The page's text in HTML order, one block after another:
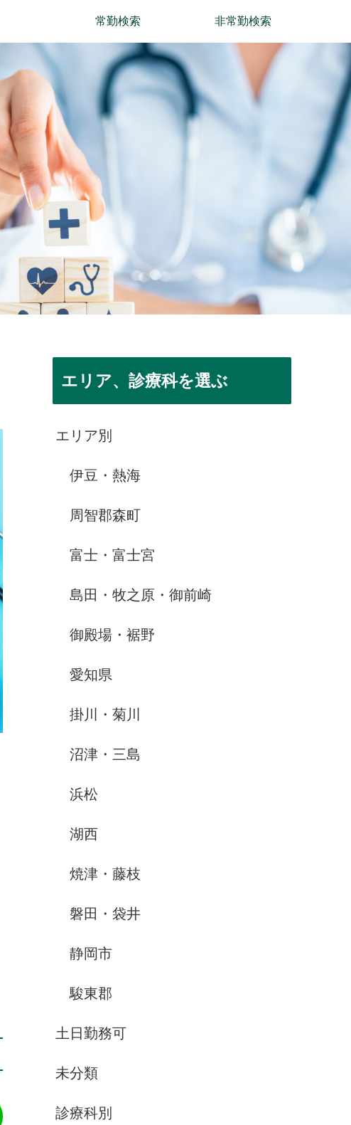
常勤検索 非常勤検索
エリア、診療科を選ぶ
エリア別
伊豆・熱海
周智郡森町
富士・富士宮
島田・牧之原・御前崎
御殿場・裾野
愛知県
掛川・菊川
沼津・三島
浜松
湖西
焼津・藤枝
磐田・袋井
静岡市
駿東郡
土日勤務可
未分類
診療科別